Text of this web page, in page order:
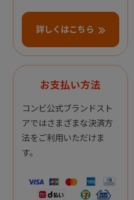
詳しくはこちら
お支払い方法
コンビ公式ブランドスト
アではさまざまな決済方
法をご利用いただけま
す。